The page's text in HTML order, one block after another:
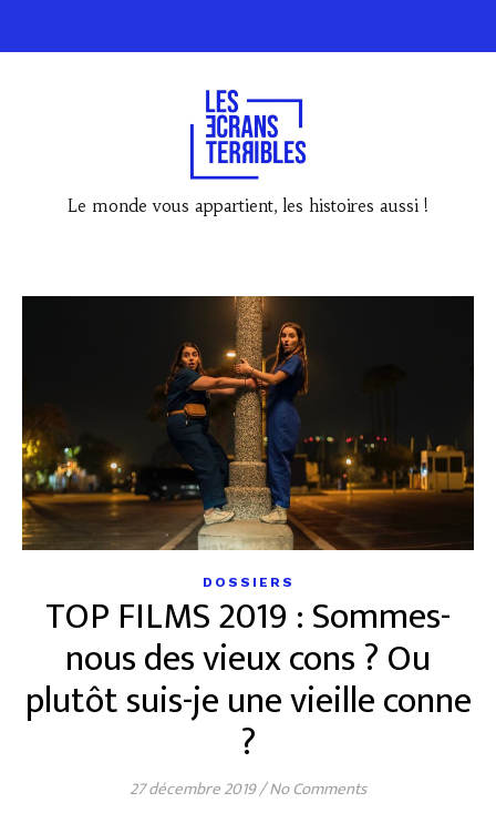
Le monde vous appartient, les histoires aussi !
DOSSIERS
TOP FILMS 2019 : Sommes-
nous des vieux cons ? Ou
plutôt suis-je une vieille conne
?
27 décembre 2019/No Comments